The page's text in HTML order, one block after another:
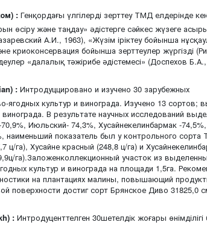
: Генқордағы үлгілерді зерттеу ТМД елдерінде
өсіру және таңдау» әдістерге сәйкес жүзеге
А.И., 1963), «Жүзім іріктеу бойынша
криоконсервация бойынша зерттеулер жүргізді
«далалық тәжірибе әдістемесі» (Доспехов
: Интродуццировано и изучено 30 зарубежных
ягодных культур и винограда. Изучено 13 сортов;
В результате научных исследований
Июльский- 74,3%, Хусайнекелинбармак -
наименьший показатель был у контрольного сорта
ц/га), Хусайне красный (248,8 ц/га) и
га).Заложенколлекционный участок из
культур и винограда на площади 1,5га.
на плантациях малины, повышающий
поверхности достиг сорт Брянское Диво 31825,0
: Интродуценттелген 30шетелдік жоғары